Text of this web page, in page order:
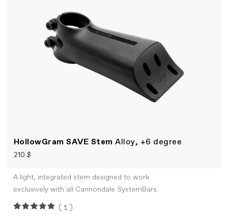
HollowGram SAVE StemAlloy, +6 degree
210 $
A light, integrated stem designed to work
exclusively with all Cannondale SystemBars.
(1)